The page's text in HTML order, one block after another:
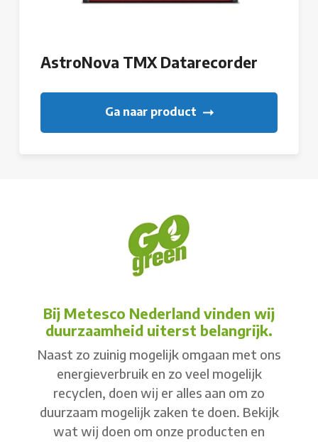
AstroNova TMX Datarecorder
Ga naar product
Bij Metesco Nederland vinden wij
duurzaamheid uiterst belangrijk.
Naast zo zuinig mogelijk omgaan met ons
energieverbruik en zo veel mogelijk
recyclen, doen wij er alles aan om zo
duurzaam mogelijk zaken te doen. Bekijk
wat wij doen om onze producten en